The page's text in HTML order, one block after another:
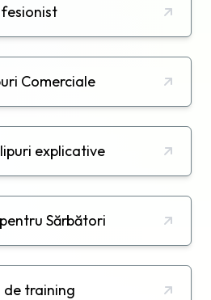
Comerciale
explicative
Sărbători
de training